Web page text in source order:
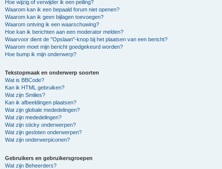
Hoe wijzig of verwijder ik een peiling?
Waarom kan ik een bepaald forum niet openen?
Waarom kan ik geen bijlagen toevoegen?
Waarom ontving ik een waarschuwing?
Hoe kan ik berichten aan een moderator melden?
Waarvoor dient de "Opslaan"-knop bij het plaatsen van een bericht?
Waarom moet mijn bericht goedgekeurd worden?
Hoe bump ik mijn onderwerp?
Tekstopmaak en onderwerp soorten
Wat is BBCode?
Kan ik HTML gebruiken?
Wat zijn Smilies?
Kan ik afbeeldingen plaatsen?
Wat zijn globale mededelingen?
Wat zijn mededelingen?
Wat zijn sticky onderwerpen?
Wat zijn gesloten onderwerpen?
Wat zijn onderwerpiconen?
Gebruikers en gebruikersgroepen
Wat zijn Beheerders?